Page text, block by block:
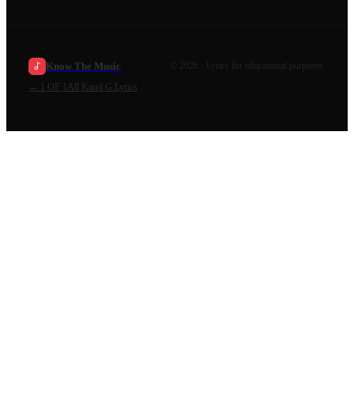
Know The Music 2026
· Lyrics for educational purposes.
←
1 OF 1 All Karol G Lyrics